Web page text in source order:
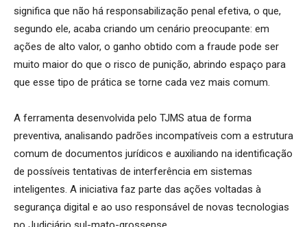
significa que não há responsabilização penal efetiva, o que,
segundo ele, acaba criando um cenário preocupante: em
ações de alto valor, o ganho obtido com a fraude pode ser
muito maior do que o risco de punição, abrindo espaço para
que esse tipo de prática se torne cada vez mais comum.
A ferramenta desenvolvida pelo TJMS atua de forma
preventiva, analisando padrões incompatíveis com a estrutura
comum de documentos jurídicos e auxiliando na identificação
de possíveis tentativas de interferência em sistemas
inteligentes. A iniciativa faz parte das ações voltadas à
segurança digital e ao uso responsável de novas tecnologias